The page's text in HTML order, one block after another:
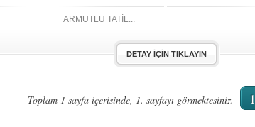
ARMUTLU TATİL...
DETAY İÇIN TIKLAYIN
Toplam 1 sayfa içerisinde, 1. sayfayı görmektesiniz. 1